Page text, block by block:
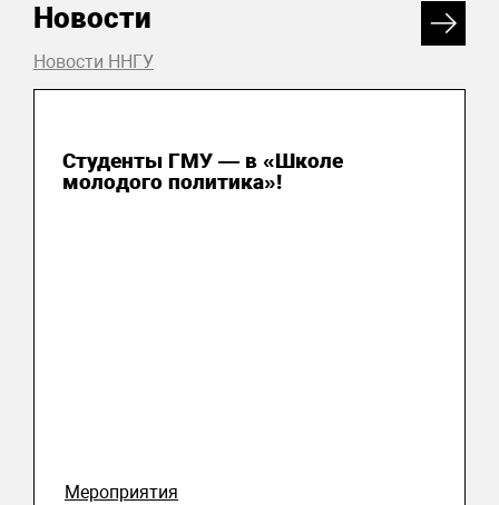
Новости
Новости ННГУ
Студенты ГМУ — в «Школе
молодого политика»!
Мероприятия